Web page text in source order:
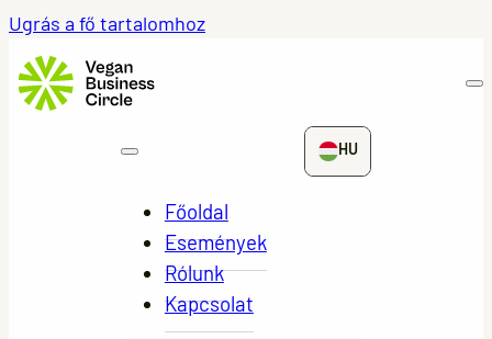
Ugrás a fő tartalomhoz
HU
Főoldal
Események
Rólunk
Kapcsolat